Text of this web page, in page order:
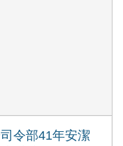
令部41年安潔